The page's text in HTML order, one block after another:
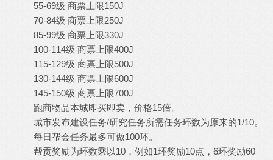
55-69级 商票上限150J
70-84级 商票上限250J
85-99级 商票上限330J
100-114级 商票上限400J
115-129级 商票上限500J
130-144级 商票上限600J
145-150级 商票上限700J
跑商物品本城即买即卖，价格15倍。
城市发布建设任务/研究任务所需任务环数为原来的1/10。
每日帮会任务最多可做100环。
帮贡奖励为环数乘以10，例如1环奖励10点，6环奖励60